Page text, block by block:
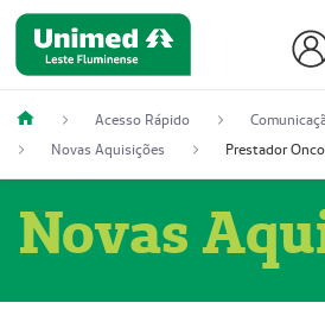
Acesso Rápido
Novas Aquisições
Novas